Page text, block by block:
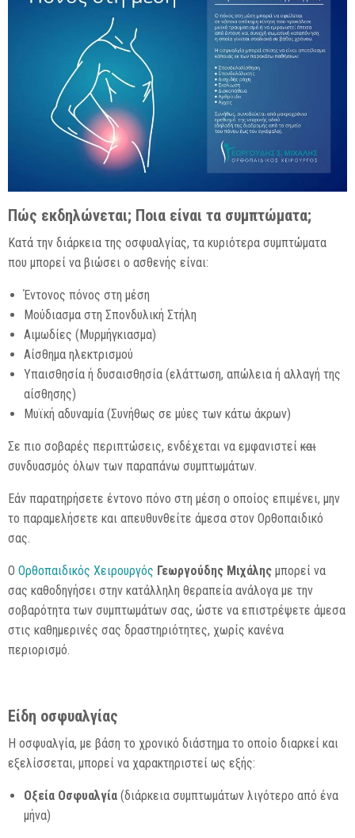
Πώς εκδηλώνεται; Ποια είναι τα συμπτώματα;
Κατά την διάρκεια της οσφυαλγίας, τα κυριότερα συμπτώματα
που μπορεί να βιώσει ο ασθενής είναι:
Έντονος πόνος στη μέση
Μούδιασμα στη Σπονδυλική Στήλη
Αιμωδίες (Μυρμήγκιασμα)
Αίσθημα ηλεκτρισμού
Υπαισθησία ή δυσαισθησία (ελάττωση, απώλεια ή αλλαγή της
αίσθησης)
Μυϊκή αδυναμία (Συνήθως σε μύες των κάτω άκρων)
Σε πιο σοβαρές περιπτώσεις, ενδέχεται να εμφανιστεί και
συνδυασμός όλων των παραπάνω συμπτωμάτων.
Εάν παρατηρήσετε έντονο πόνο στη μέση ο οποίος επιμένει, μην
το παραμελήσετε και απευθυνθείτε άμεσα στον Ορθοπαιδικό
σας.
Ο Ορθοπαιδικός Χειρουργός Γεωργούδης Μιχάλης μπορεί να
σας καθοδηγήσει στην κατάλληλη θεραπεία ανάλογα με την
σοβαρότητα των συμπτωμάτων σας, ώστε να επιστρέψετε άμεσα
στις καθημερινές σας δραστηριότητες, χωρίς κανένα
περιορισμό.
Είδη οσφυαλγίας
Η οσφυαλγία, με βάση το χρονικό διάστημα το οποίο διαρκεί και
εξελίσσεται, μπορεί να χαρακτηριστεί ως εξής:
Οξεία Οσφυαλγία (διάρκεια συμπτωμάτων λιγότερο από ένα
μήνα)